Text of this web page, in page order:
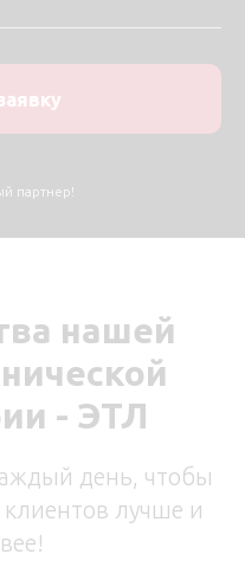
партнер!
нашей
- ЭТЛ
день, чтобы
лучше и